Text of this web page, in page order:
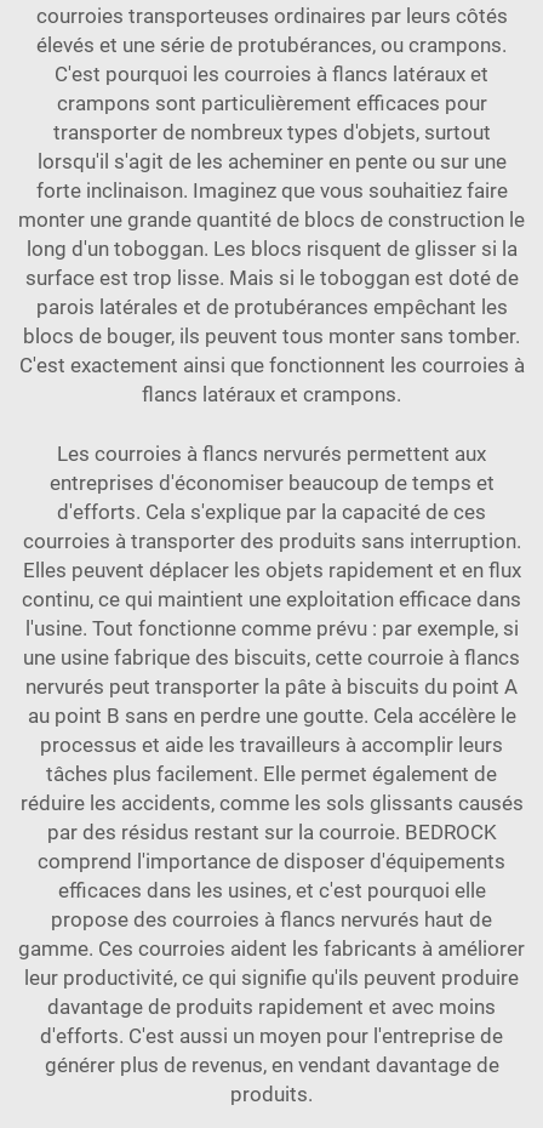
courroies transporteuses ordinaires par leurs côtés
élevés et une série de protubérances, ou crampons.
C'est pourquoi les courroies à flancs latéraux et
crampons sont particulièrement efficaces pour
transporter de nombreux types d'objets, surtout
lorsqu'il s'agit de les acheminer en pente ou sur une
forte inclinaison. Imaginez que vous souhaitiez faire
monter une grande quantité de blocs de construction le
long d'un toboggan. Les blocs risquent de glisser si la
surface est trop lisse. Mais si le toboggan est doté de
parois latérales et de protubérances empêchant les
blocs de bouger, ils peuvent tous monter sans tomber.
C'est exactement ainsi que fonctionnent les courroies à
flancs latéraux et crampons.
Les courroies à flancs nervurés permettent aux
entreprises d'économiser beaucoup de temps et
d'efforts. Cela s'explique par la capacité de ces
courroies à transporter des produits sans interruption.
Elles peuvent déplacer les objets rapidement et en flux
continu, ce qui maintient une exploitation efficace dans
l'usine. Tout fonctionne comme prévu : par exemple, si
une usine fabrique des biscuits, cette courroie à flancs
nervurés peut transporter la pâte à biscuits du point A
au point B sans en perdre une goutte. Cela accélère le
processus et aide les travailleurs à accomplir leurs
tâches plus facilement. Elle permet également de
réduire les accidents, comme les sols glissants causés
par des résidus restant sur la courroie. BEDROCK
comprend l'importance de disposer d'équipements
efficaces dans les usines, et c'est pourquoi elle
propose des courroies à flancs nervurés haut de
gamme. Ces courroies aident les fabricants à améliorer
leur productivité, ce qui signifie qu'ils peuvent produire
davantage de produits rapidement et avec moins
d'efforts. C'est aussi un moyen pour l'entreprise de
générer plus de revenus, en vendant davantage de
produits.